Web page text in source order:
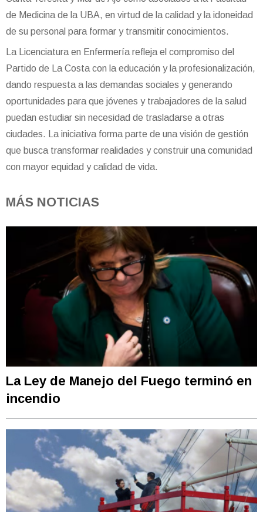
de Medicina de la UBA, en virtud de la calidad y la idoneidad
de su personal para formar y transmitir conocimientos.
La Licenciatura en Enfermería refleja el compromiso del
Partido de La Costa con la educación y la profesionalización,
dando respuesta a las demandas sociales y generando
oportunidades para que jóvenes y trabajadores de la salud
puedan estudiar sin necesidad de trasladarse a otras
ciudades. La iniciativa forma parte de una visión de gestión
que busca transformar realidades y construir una comunidad
con mayor equidad y calidad de vida.
MÁS NOTICIAS
La Ley de Manejo del Fuego terminó en
incendio